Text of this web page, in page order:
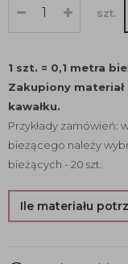
szt.
1 szt. = 0,1 metra
Zakupiony
kawałku.
Przykłady zamówień:
bieżącego należy
bieżących - 20 szt.
Ile materiału